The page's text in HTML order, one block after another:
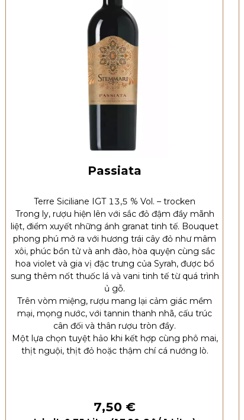
Passiata
Terre Siciliane IGT 13,5 % Vol. – trocken
Trong ly, rượu hiện lên với sắc đỏ đậm đầy mãnh
liệt, điểm xuyết những ánh granat tinh tế. Bouquet
phong phú mở ra với hương trái cây đỏ như mâm
xôi, phúc bồn tử và anh đào, hòa quyện cùng sắc
hoa violet và gia vị đặc trưng của Syrah, được bổ
sung thêm nốt thuốc lá và vani tinh tế từ quá trình
ủ gỗ.
Trên vòm miệng, rượu mang lại cảm giác mềm
mại, mọng nước, với tannin thanh nhã, cấu trúc
cân đối và thân rượu tròn đầy.
Một lựa chọn tuyệt hảo khi kết hợp cùng phô mai,
thịt nguội, thịt đỏ hoặc thậm chí cá nướng lò.
7,50 €